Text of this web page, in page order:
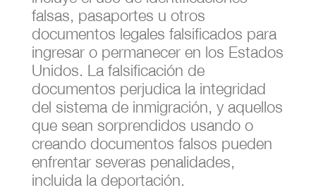
falsas, pasaportes u otros
documentos legales falsificados para
ingresar o permanecer en los Estados
Unidos. La falsificación de
documentos perjudica la integridad
del sistema de inmigración, y aquellos
que sean sorprendidos usando o
creando documentos falsos pueden
enfrentar severas penalidades,
incluida la deportación.